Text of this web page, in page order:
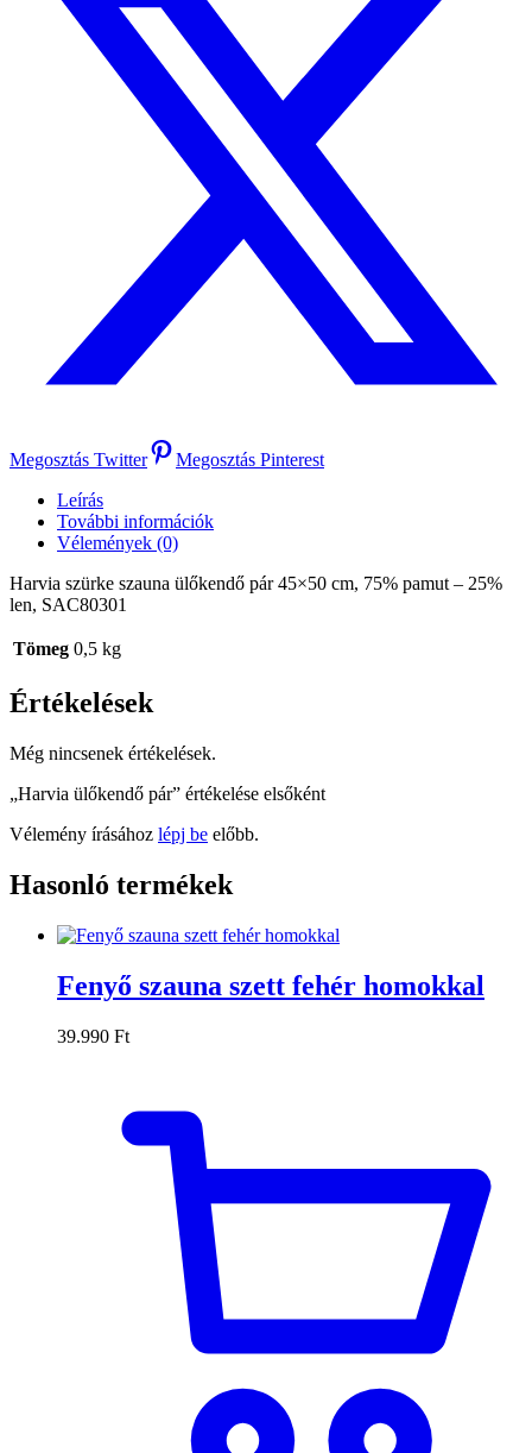
Megosztás Twitter
Megosztás Pinterest
Leírás
További információk
Vélemények (0)
Harvia szürke szauna ülőkendő pár 45×50 cm, 75% pamut – 25%
len, SAC80301
Tömeg 0,5 kg
Értékelések
Még nincsenek értékelések.
„Harvia ülőkendő pár” értékelése elsőként
Vélemény írásához lépj be előbb.
Hasonló termékek
Fenyő szauna szett fehér homokkal
39.990 Ft